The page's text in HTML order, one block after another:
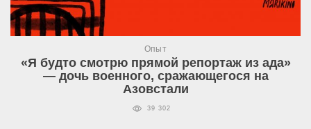
Опыт
«Я будто смотрю прямой репортаж из ада»
— дочь военного, сражающегося на
Азовстали
39 302